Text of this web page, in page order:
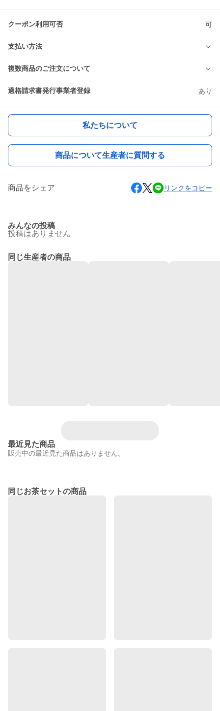
クーポン利用可否 可
支払い方法
複数商品のご注文について
適格請求書発行事業者登録 あり
私たちについて
商品について生産者に質問する
商品をシェア リンクをコピー
みんなの投稿
投稿はありません
同じ生産者の商品
最近見た商品
販売中の最近見た商品はありません。
同じお茶セットの商品